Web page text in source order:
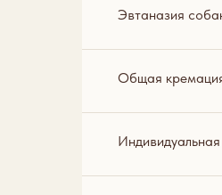
Эвтаназия
Общая